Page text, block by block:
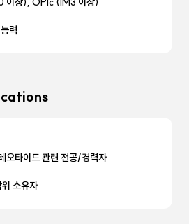
력
오타이드 관련 전공/경력자
소유자